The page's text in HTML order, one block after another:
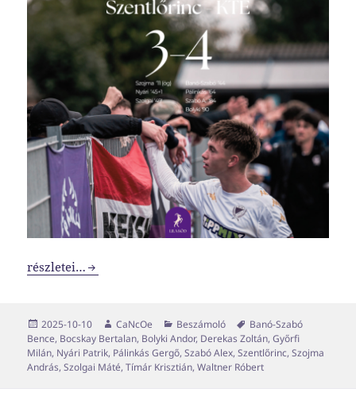
Felhangzott az elfelejtett szó
részletei…
Közzétéve
2025-10-10 Szerző
CaNcOe Kategória
Beszámoló Címke
Banó-Szabó
Bence, Bocskay Bertalan, Bolyki Andor, Derekas Zoltán,Győrfi
Milán, Nyári Patrik, Pálinkás Gergő,Szabó Alex,Szentlőrinc,Szojma
András,Szolgai Máté,Tímár Krisztián,Waltner Róbert